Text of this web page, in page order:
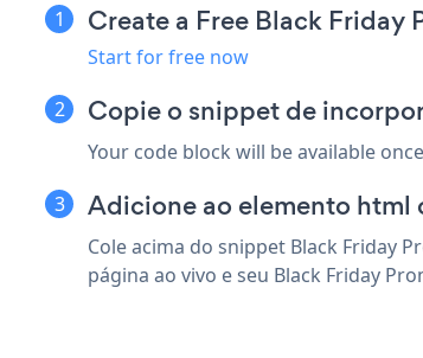
Create a Free Black Friday
Start for free now
Copie o snippet de
Your code block will be available
Adicione ao elemento html
Cole acima do snippet Black Friday
página ao vivo e seu Black Friday